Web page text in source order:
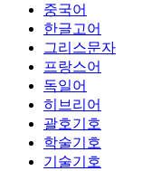
중국어
한글고어
그리스문자
프랑스어
독일어
히브리어
괄호기호
학술기호
기술기호